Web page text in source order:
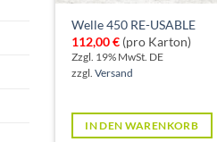
Welle 450 RE-USABLE
112,00€(pro Karton)
Zzgl. 19% MwSt. DE
zzgl. Versand
IN DEN WARENKORB